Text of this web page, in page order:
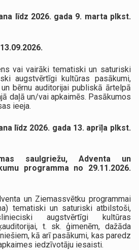
līdz 2026. gada 9. marta plkst.
vai vairāki tematiski un saturiski
augstvērtīgi kultūras pasākumi,
bērnu auditorijai publiskā ārtelpā
daļā un/vai apkaimēs. Pasākumos
ieeja.
līdz 2026. gada 13. aprīļa plkst.
saulgriežu, Adventa un
programma no 29.11.2026.
un Ziemassvētku programmai
tematiski un saturiski atbilstoši,
augstvērtīgi kultūras
t. sk. ģimenēm, dažāda
kā arī pasākumi, kas paredz
iedzīvotāju iesaisti.